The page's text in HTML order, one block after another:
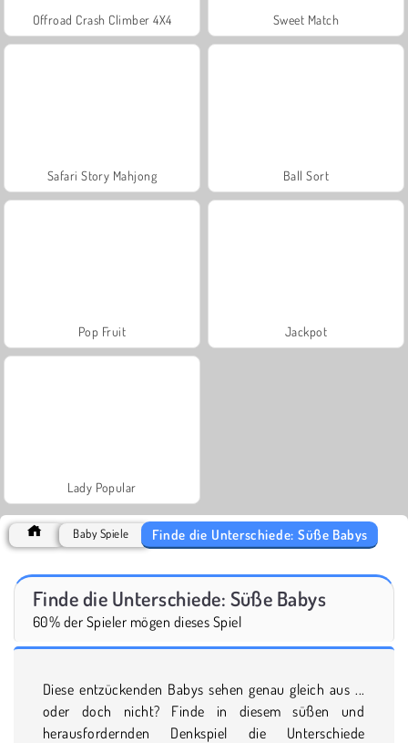
Offroad Crash Climber 4X4 Sweet Match
Safari Story Mahjong Ball Sort
Pop Fruit Jackpot
Lady Popular
Baby Spiele Finde die Unterschiede: Süße Babys
Finde die Unterschiede: Süße Babys
60% der Spieler mögen dieses Spiel
Diese entzückenden Babys sehen genau gleich aus ...
oder doch nicht? Finde in diesem süßen und
herausfordernden Denkspiel die Unterschiede